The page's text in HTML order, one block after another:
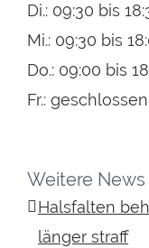
Di.: 09:30 bis
Mi.: 09:30 bis
Do.: 09:00 bis
Fr.: geschlossen
Weitere News
Halsfalten
länger straff